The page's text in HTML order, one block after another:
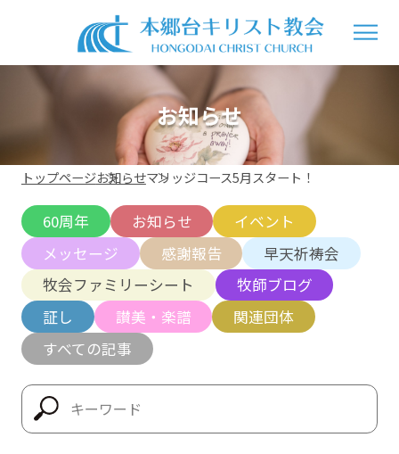
お知らせ
トップページお知らせマリッジコース5月スタート！
60周年 お知らせ
イベント
メッセージ
感謝報告
早天祈祷会
牧会ファミリーシート
牧師ブログ
証し
讃美・楽譜
関連団体
すべての記事